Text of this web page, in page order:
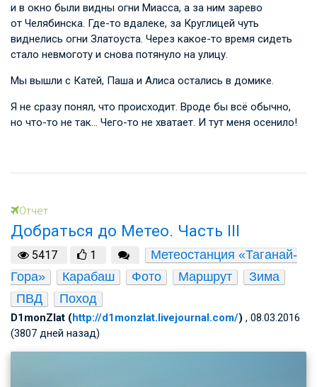
и в окно были видны огни Миасса, а за ним зарево
от Челябинска. Где-то вдалеке, за Круглицей чуть
виднелись огни Златоуста. Через какое-то время сидеть
стало невмоготу и снова потянуло на улицу.
Мы вышли с Катей, Паша и Алиса остались в домике.
Я не сразу понял, что происходит. Вроде бы всё обычно,
но что-то не так… Чего-то не хватает. И тут меня осенило!
Отчет
Добраться до Метео. Часть III
5417 1
Метеостанция «Таганай-
Гора»
Карабаш Фото Маршрут
Зима
ПВД
Поход
D1monZlat (http://d1monzlat.livejournal.com/) , 08.03.2016
(3807 дней назад)